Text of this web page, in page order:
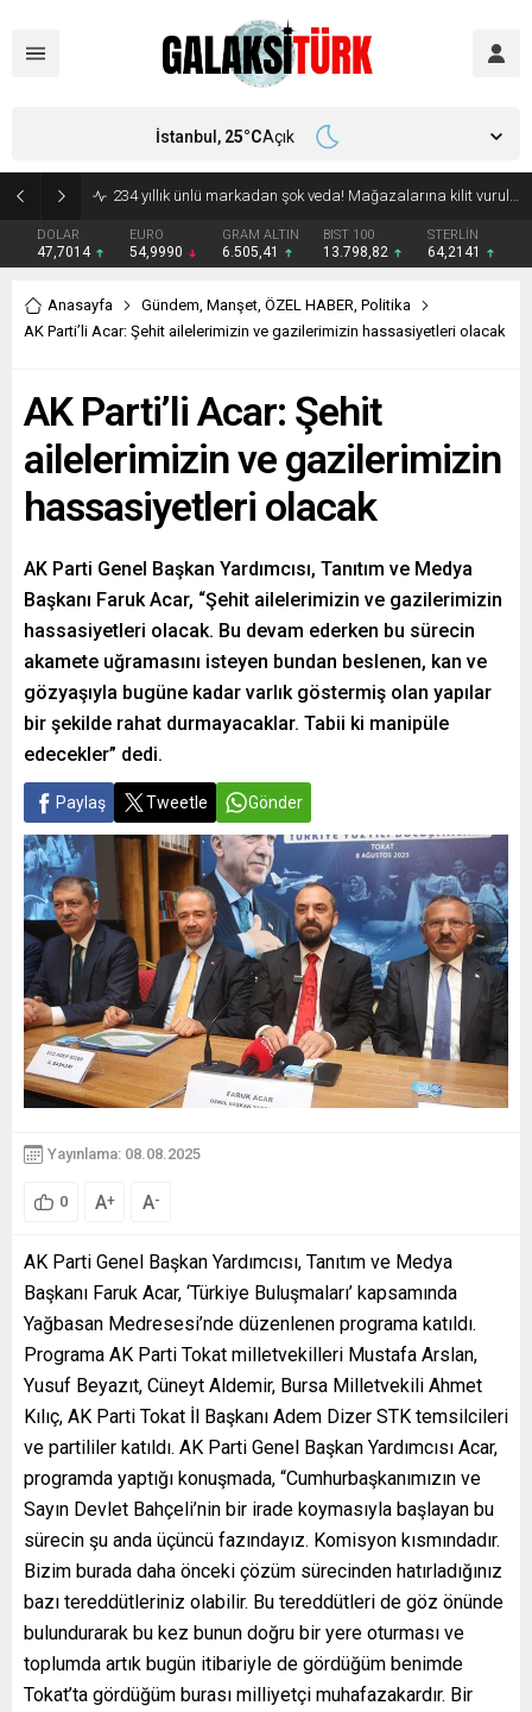
Vücudunuzu zehirliyor: Varsa çöpe atın! Yiyeni hasta ediyor
DOLAR
47,7014
EURO
54,9990
GRAM ALTIN
6.505,41
BIST 100
13.798,82
STERLİN
64,2141
İstanbul, 25°CAçık
Anasayfa Gündem, Manşet, ÖZEL HABER, Politika
AK Parti’li Acar: Şehit ailelerimizin ve gazilerimizin hassasiyetleri olacak
AK Parti’li Acar: Şehit
ailelerimizin ve gazilerimizin
hassasiyetleri olacak
AK Parti Genel Başkan Yardımcısı, Tanıtım ve Medya
Başkanı Faruk Acar, “Şehit ailelerimizin ve gazilerimizin
hassasiyetleri olacak. Bu devam ederken bu sürecin
akamete uğramasını isteyen bundan beslenen, kan ve
gözyaşıyla bugüne kadar varlık göstermiş olan yapılar
bir şekilde rahat durmayacaklar. Tabii ki manipüle
edecekler” dedi.
Paylaş Tweetle Gönder
Yayınlama: 08.08.2025
0 A+ A-
AK Parti Genel Başkan Yardımcısı, Tanıtım ve Medya
Başkanı Faruk Acar, ‘Türkiye Buluşmaları’ kapsamında
Yağbasan Medresesi’nde düzenlenen programa katıldı.
Programa AK Parti Tokat milletvekilleri Mustafa Arslan,
Yusuf Beyazıt, Cüneyt Aldemir, Bursa Milletvekili Ahmet
Kılıç, AK Parti Tokat İl Başkanı Adem Dizer STK temsilcileri
ve partililer katıldı. AK Parti Genel Başkan Yardımcısı Acar,
programda yaptığı konuşmada, “Cumhurbaşkanımızın ve
Sayın Devlet Bahçeli’nin bir irade koymasıyla başlayan bu
sürecin şu anda üçüncü fazındayız. Komisyon kısmındadır.
Bizim burada daha önceki çözüm sürecinden hatırladığınız
bazı tereddütleriniz olabilir. Bu tereddütleri de göz önünde
bulundurarak bu kez bunun doğru bir yere oturması ve
toplumda artık bugün itibariyle de gördüğüm benimde
Tokat’ta gördüğüm burası milliyetçi muhafazakardır. Bir